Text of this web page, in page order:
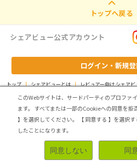
トップへ戻る
シェアビュー公式アカウント
ログイン・新規
トップ | シェアビューとは | レビュアー向け シェア
運営会社 | 個人情報の取扱いについて | 利用規約
Copyright (C) ASMARQ Co.,Ltd.
このWebサイトは、サードパーティのプロファ
ます。
すべてまたは一部のCookieへの同意を拒
】を選択してください。
【 同意する 】を選択
したことになります。
同意しない 同